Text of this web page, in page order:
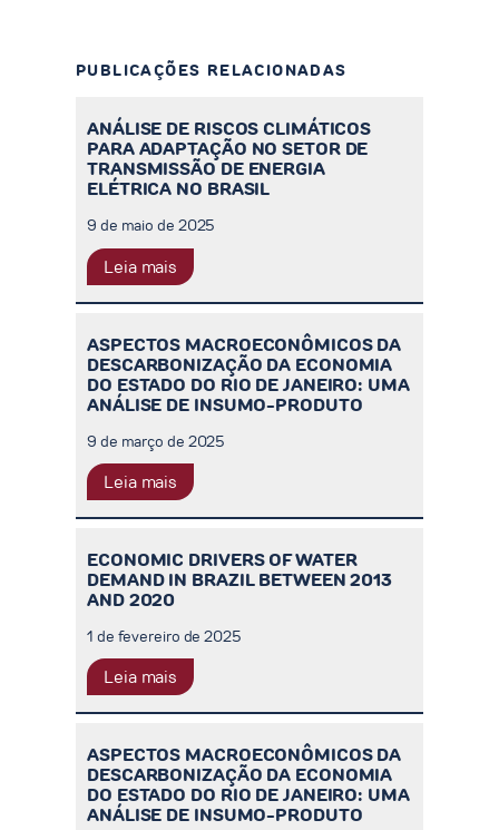
PUBLICAÇÕES RELACIONADAS
ANÁLISE DE RISCOS CLIMÁTICOS
PARA ADAPTAÇÃO NO SETOR DE
TRANSMISSÃO DE ENERGIA
ELÉTRICA NO BRASIL
9 de maio de 2025
Leia mais
ASPECTOS MACROECONÔMICOS DA
DESCARBONIZAÇÃO DA ECONOMIA
DO ESTADO DO RIO DE JANEIRO: UMA
ANÁLISE DE INSUMO-PRODUTO
9 de março de 2025
Leia mais
ECONOMIC DRIVERS OF WATER
DEMAND IN BRAZIL BETWEEN 2013
AND 2020
1 de fevereiro de 2025
Leia mais
ASPECTOS MACROECONÔMICOS DA
DESCARBONIZAÇÃO DA ECONOMIA
DO ESTADO DO RIO DE JANEIRO: UMA
ANÁLISE DE INSUMO-PRODUTO